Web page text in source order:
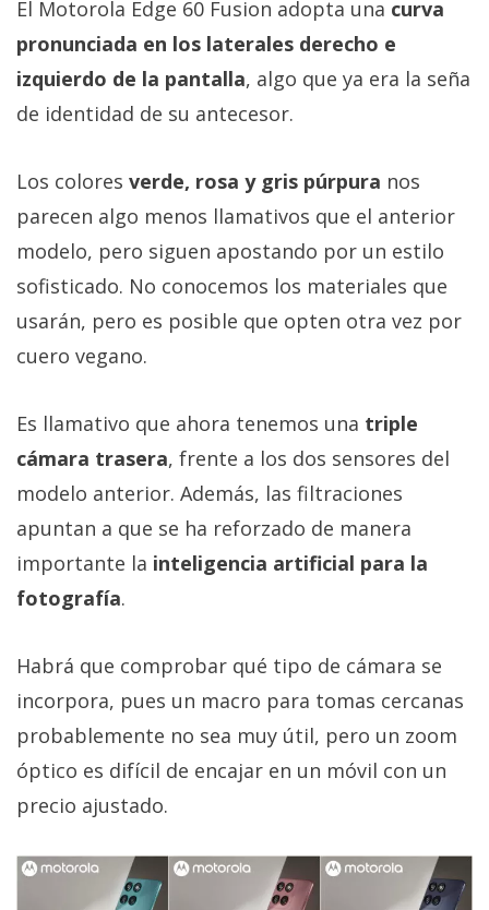
(CC) 2006-
2026.Algunos
derechos
reservados.
El Motorola Edge 60 Fusion adopta una curva
pronunciada en los laterales derecho e
izquierdo de la pantalla, algo que ya era la seña
de identidad de su antecesor.
Los colores verde, rosa y gris púrpura nos
parecen algo menos llamativos que el anterior
modelo, pero siguen apostando por un estilo
sofisticado. No conocemos los materiales que
usarán, pero es posible que opten otra vez por
cuero vegano.
Es llamativo que ahora tenemos una triple
cámara trasera, frente a los dos sensores del
modelo anterior. Además, las filtraciones
apuntan a que se ha reforzado de manera
importante la inteligencia artificial para la
fotografía.
Habrá que comprobar qué tipo de cámara se
incorpora, pues un macro para tomas cercanas
probablemente no sea muy útil, pero un zoom
óptico es difícil de encajar en un móvil con un
precio ajustado.